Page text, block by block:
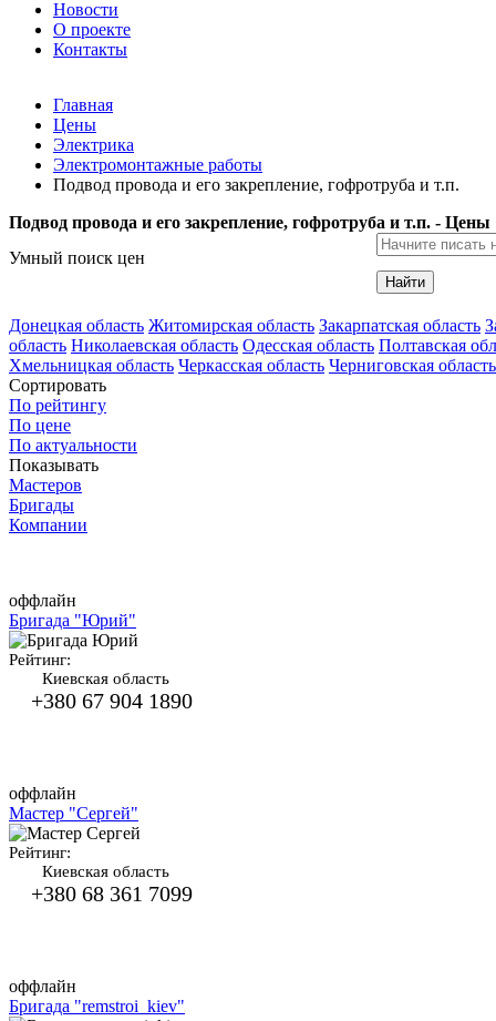
Новости
О проекте
Контакты
Главная
Цены
Электрика
Электромонтажные работы
Подвод провода и его закрепление, гофротруба и т.п.
Подвод провода и его закрепление, гофротруба и т.п. - Цены
Умный поиск цен
Найти
Донецкая область Житомирская область Закарпатская область
область Николаевская область Одесская область Полтавская
Хмельницкая область Черкасская область Черниговская область
Сортировать
По рейтингу
По цене
По актуальности
Показывать
Мастеров
Бригады
Компании
оффлайн
Бригада "Юрий"
Рейтинг:
Киевская область
+380 67 904 1890
оффлайн
Мастер "Сергей"
Рейтинг:
Киевская область
+380 68 361 7099
оффлайн
Бригада "remstroi_kiev"